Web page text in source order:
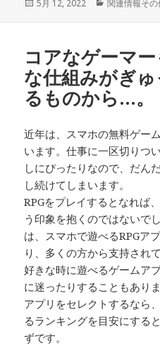
投
5月 12, 2022
カ
ー
関連情報その
コアなゲーマ
な仕組みがぎ
るものから…。
近年は、スマホの無料ゲー
います。仕事に一区切りつ
しにぴったりなので、だん
し続けてしまいます。
RPGをプレイするとなれば
う印象を抱くのではないで
は、スマホで遊べるRPGア
り、多くの方から支持され
好きな時に遊べるゲームア
に迷ったりすることもあり
アプリをセレクトするなら
るランキングを目安にする
ずです。